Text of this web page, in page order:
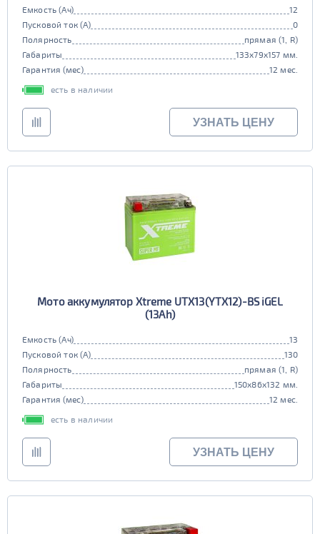
Емкость (Ач)
12
Пусковой ток (А)
0
Полярность
прямая (1, R)
Габариты
133x79x157 мм.
Гарантия (мес)
12 мес.
есть в наличии
УЗНАТЬ ЦЕНУ
Мото аккумулятор Xtreme UTX13(YTX12)-BS iGEL
(13Ah)
Емкость (Ач)
13
Пусковой ток (А)
130
Полярность
прямая (1, R)
Габариты
150x86x132 мм.
Гарантия (мес)
12 мес.
есть в наличии
УЗНАТЬ ЦЕНУ